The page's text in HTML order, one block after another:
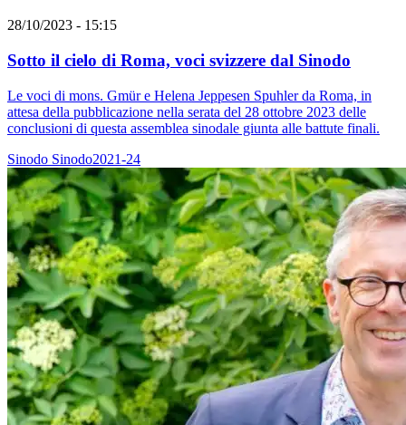
28/10/2023 - 15:15
Sotto il cielo di Roma, voci svizzere dal Sinodo
Le voci di mons. Gmür e Helena Jeppesen Spuhler da Roma, in
attesa della pubblicazione nella serata del 28 ottobre 2023 delle
conclusioni di questa assemblea sinodale giunta alle battute finali.
Sinodo Sinodo2021-24